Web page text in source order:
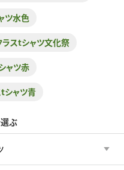
ツ水色
ラスtシャツ文化祭
ャツ赤
シャツ青
ぶ